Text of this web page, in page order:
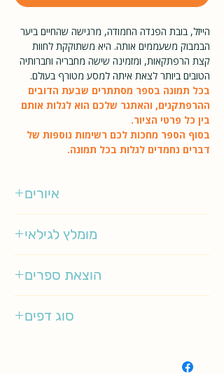
הייזל, בובת הפנדה החמודה, מרגישה שהחיים ביער
הבמבוק משעממים אותה. היא משתוקקת לחוות
קצת הרפתקאות, ומזמינה שישה מחבריה וחברותיה
הטובים ביותר לצאת איתה למסע מטורף בעולם.
בכל תמונה בספר מסתתרים שבעת הדובים
ההרפתקנים, והאתגר שלכם הוא לגלות אותם
בין כל פרטי הציור.
בסוף הספר מחכות לכם רשימות נוספות של
דברים נחמדים לגלות בכל תמונה.
איורים
מומלץ לגילאי
הוצאת ספרים
סוג דפים